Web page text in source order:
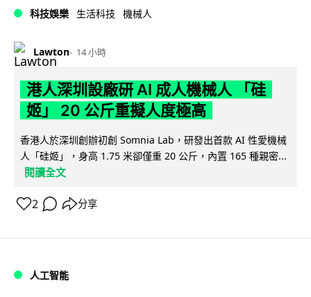
科技娛樂 生活科技 機械人
Lawton 14 小時
港人深圳設廠研 AI 成人機械人 「硅
姬」 20 公斤重擬人度極高
香港人於深圳創辦初創 Somnia Lab，研發出首款 AI 性愛機械
人「硅姬」，身高 1.75 米卻僅重 20 公斤，內置 165 種親密...
閱讀全文
2 分享
人工智能